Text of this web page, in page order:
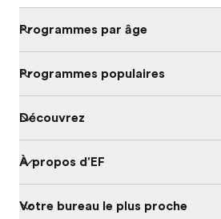
Programmes par âge
Programmes populaires
Découvrez
À propos d'EF
Votre bureau le plus proche